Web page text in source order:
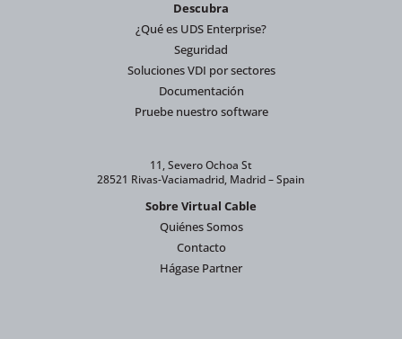
Descubra
¿Qué es UDS Enterprise?
Seguridad
Soluciones VDI por sectores
Documentación
Pruebe nuestro software
11, Severo Ochoa St
28521 Rivas-Vaciamadrid, Madrid – Spain
Sobre Virtual Cable
Quiénes Somos
Contacto
Hágase Partner